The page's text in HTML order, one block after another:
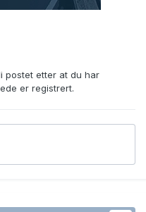
postet etter at du har
er registrert.